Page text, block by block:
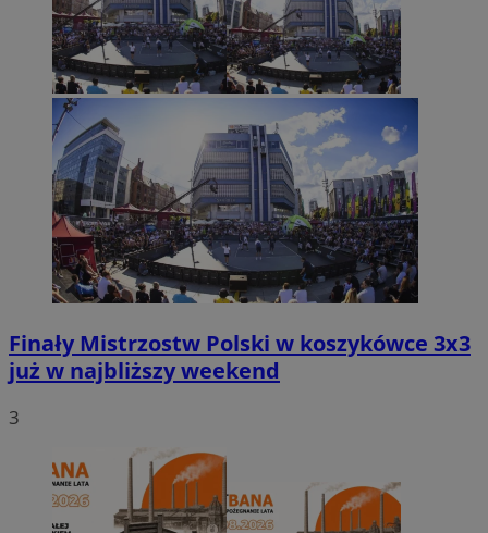
Finały Mistrzostw Polski w koszykówce 3x3
już w najbliższy weekend
3